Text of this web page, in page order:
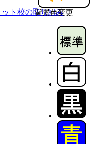
背景色変更
ト校の取り組み